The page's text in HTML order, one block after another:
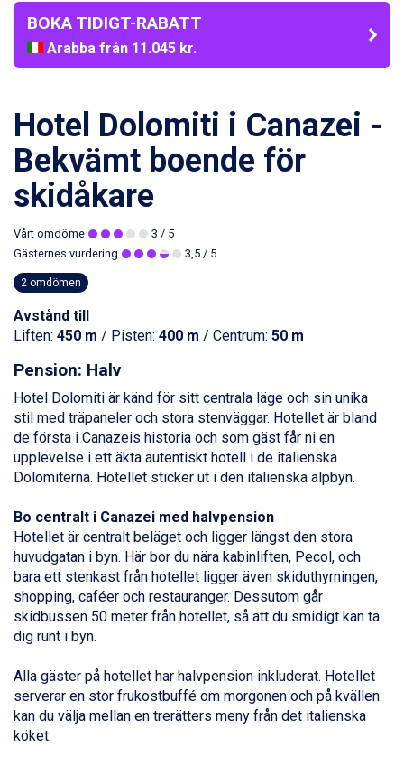
BOKA TIDIGT-RABATT
Arabba från 11.045 kr.
La Thuile från 7.045 kr.
Cervinia från 8.245 kr.
Passo Tonale från 5.895 kr.
Saalbach från 9.445 kr.
Sölden från 12.995 kr.
Champoluc från 5.945 kr.
Sestriere från 6.945 kr.
Wagrain från 7.095 kr.
Fieberbrunn från 9.645 kr.
Ischgl från 11.295 kr.
St. Anton från 11.245 kr.
Zell am See från 6.295 kr.
Canazei från 7.195 kr.
Livigno från 5.595 kr.
Ponte di Legno från 7.395 kr.
Sauze dOulx från 6.145 kr.
Alleghe från 8.545 kr.
Arabba från 11.045 kr.
La Thuile från 7.045 kr.
Cervinia från 8.245 kr.
Passo Tonale från 5.895 kr.
Saalbach från 9.445 kr.
Sölden från 12.995 kr.
Champoluc från 5.945 kr.
Sestriere från 6.945 kr.
Wagrain från 7.095 kr.
Fieberbrunn från 9.645 kr.
Ischgl från 11.295 kr.
Val Thorens från 8.395 kr.
St. Anton från 11.245 kr.
Zell am See från 6.295 kr.
Canazei från 7.195 kr.
Hotel Dolomiti i Canazei -
Bekvämt boende för
skidåkare
Vårt omdöme 3 / 5
Gästernes vurdering
3,5 / 5
2 omdömen
Avstånd till
Liften: 450 m / Pisten: 400 m / Centrum: 50 m
Pension: Halv
Hotel Dolomiti är känd för sitt centrala läge och sin unika
stil med träpaneler och stora stenväggar. Hotellet är bland
de första i Canazeis historia och som gäst får ni en
upplevelse i ett äkta autentiskt hotell i de italienska
Dolomiterna. Hotellet sticker ut i den italienska alpbyn.
Bo centralt i Canazei med halvpension
Hotellet är centralt beläget och ligger längst den stora
huvudgatan i byn. Här bor du nära kabinliften, Pecol, och
bara ett stenkast från hotellet ligger även skiduthyrningen,
shopping, caféer och restauranger. Dessutom går
skidbussen 50 meter från hotellet, så att du smidigt kan ta
dig runt i byn.
Alla gäster på hotellet har halvpension inkluderat. Hotellet
serverar en stor frukostbuffé om morgonen och på kvällen
kan du välja mellan en trerätters meny från det italienska
köket.